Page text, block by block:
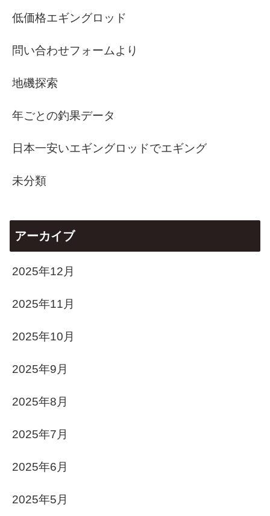
低価格エギングロッド
問い合わせフォームより
地磯探索
年ごとの釣果データ
日本一安いエギングロッドでエギング
未分類
アーカイブ
2025年12月
2025年11月
2025年10月
2025年9月
2025年8月
2025年7月
2025年6月
2025年5月